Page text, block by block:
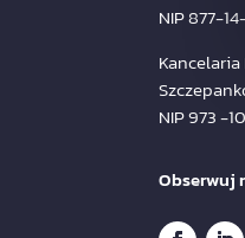
NIP 877-
NIP 973 -
Obserwuj